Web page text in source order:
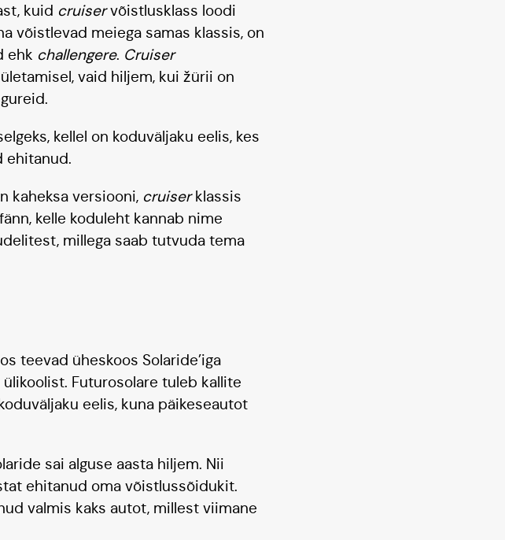
kuid cruiservõistlusklass loodi
võistlevad meiega samas klassis, on
ehk challengere. Cruiser
vaid hiljem, kui žürii on
kellel on koduväljaku eelis, kes
ehitanud.
kaheksa versiooni, cruiserklassis
kelle koduleht kannab nime
millega saab tutvuda tema
teevad üheskoos Solaride’iga
Futurosolare tuleb kallite
eelis, kuna päikeseautot
sai alguse aasta hiljem. Nii
ehitanud oma võistlussõidukit.
valmis kaks autot, millest viimane